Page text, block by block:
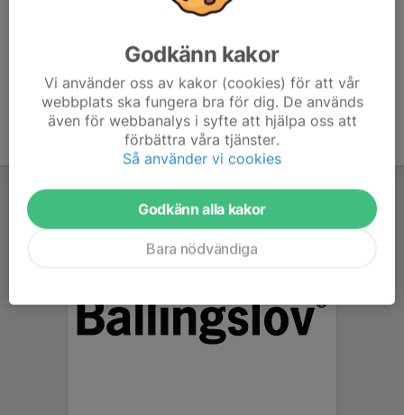
Godkänn kakor
Vi använder oss av kakor (cookies) för att vår
webbplats ska fungera bra för dig. De används
även för webbanalys i syfte att hjälpa oss att
förbättra våra tjänster.
Så använder vi cookies
Godkänn alla kakor
Bara nödvändiga